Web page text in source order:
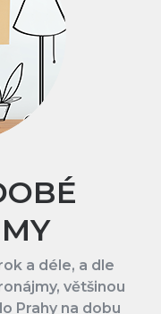
a déle, a dle
většinou
Prahy na dobu